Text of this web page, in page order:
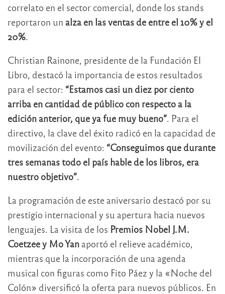
correlato en el sector comercial, donde los stands
reportaron un alza en las ventas de entre el 10% y el
20%.
Christian Rainone, presidente de la Fundación El
Libro, destacó la importancia de estos resultados
para el sector: “Estamos casi un diez por ciento
arriba en cantidad de público con respecto a la
edición anterior, que ya fue muy bueno”. Para el
directivo, la clave del éxito radicó en la capacidad de
movilización del evento: “Conseguimos que durante
tres semanas todo el país hable de los libros, era
nuestro objetivo”.
La programación de este aniversario destacó por su
prestigio internacional y su apertura hacia nuevos
lenguajes. La visita de los Premios Nobel J.M.
Coetzee y Mo Yan aportó el relieve académico,
mientras que la incorporación de una agenda
musical con figuras como Fito Páez y la «Noche del
Colón» diversificó la oferta para nuevos públicos. En